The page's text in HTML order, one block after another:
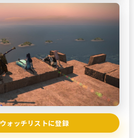
ウォッチリストに登録